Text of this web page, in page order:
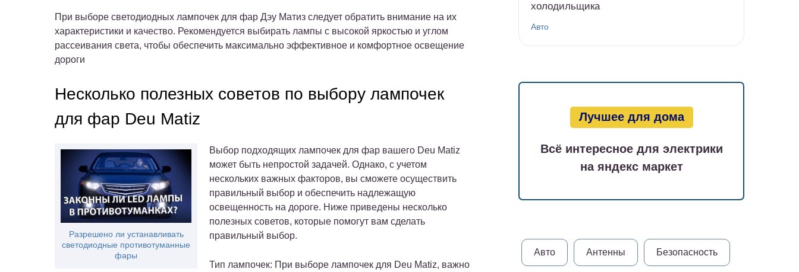
При выборе светодиодных лампочек для фар Дэу Матиз следует обратить внимание на их
характеристики и качество. Рекомендуется выбирать лампы с высокой яркостью и углом
рассеивания света, чтобы обеспечить максимально эффективное и комфортное освещение
дороги
Несколько полезных советов по выбору лампочек
для фар Deu Matiz
Разрешено ли устанавливать
светодиодные противотуманные
фары
Выбор подходящих лампочек для фар вашего Deu Matiz
может быть непростой задачей. Однако, с учетом
нескольких важных факторов, вы сможете осуществить
правильный выбор и обеспечить надлежащую
освещенность на дороге. Ниже приведены несколько
полезных советов, которые помогут вам сделать
правильный выбор.
Тип лампочек: При выборе лампочек для Deu Matiz, важно
холодильщика
Авто
Лучшее для дома
Всё интересное для электрики
на яндекс маркет
Авто Антенны Безопасность